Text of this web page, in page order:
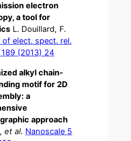
electron
a tool for
L. Douillard, F.
of elect. spect. rel.
(2013) 24
alkyl chain-
motif for 2D
a
approach
et al. Nanoscale 5